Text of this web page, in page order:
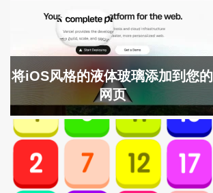
将iOS风格的液体玻璃添加到您的
网页